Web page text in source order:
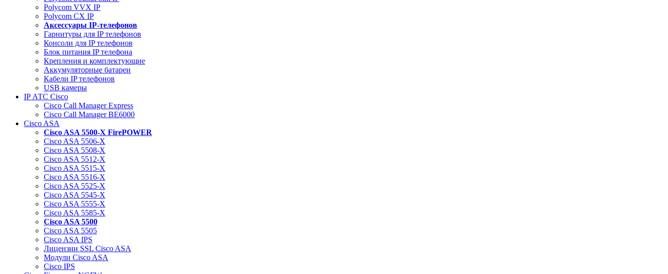
Polycom VVX IP
Polycom CX IP
Аксессуары IP-телефонов
Гарнитуры для IP телефонов
Консоли для IP телефонов
Блок питания IP телефона
Крепления и комплектующие
Аккумуляторные батареи
Кабели IP телефонов
USB камеры
IP АТС Cisco
Cisco Call Manager Express
Cisco Call Manager BE6000
Cisco ASA
Cisco ASA 5500-X FirePOWER
Cisco ASA 5506-X
Cisco ASA 5508-X
Cisco ASA 5512-X
Cisco ASA 5515-X
Cisco ASA 5516-X
Cisco ASA 5525-X
Cisco ASA 5545-X
Cisco ASA 5555-X
Cisco ASA 5585-X
Cisco ASA 5500
Cisco ASA 5505
Cisco ASA IPS
Лицензии SSL Cisco ASA
Модули Cisco ASA
Cisco IPS